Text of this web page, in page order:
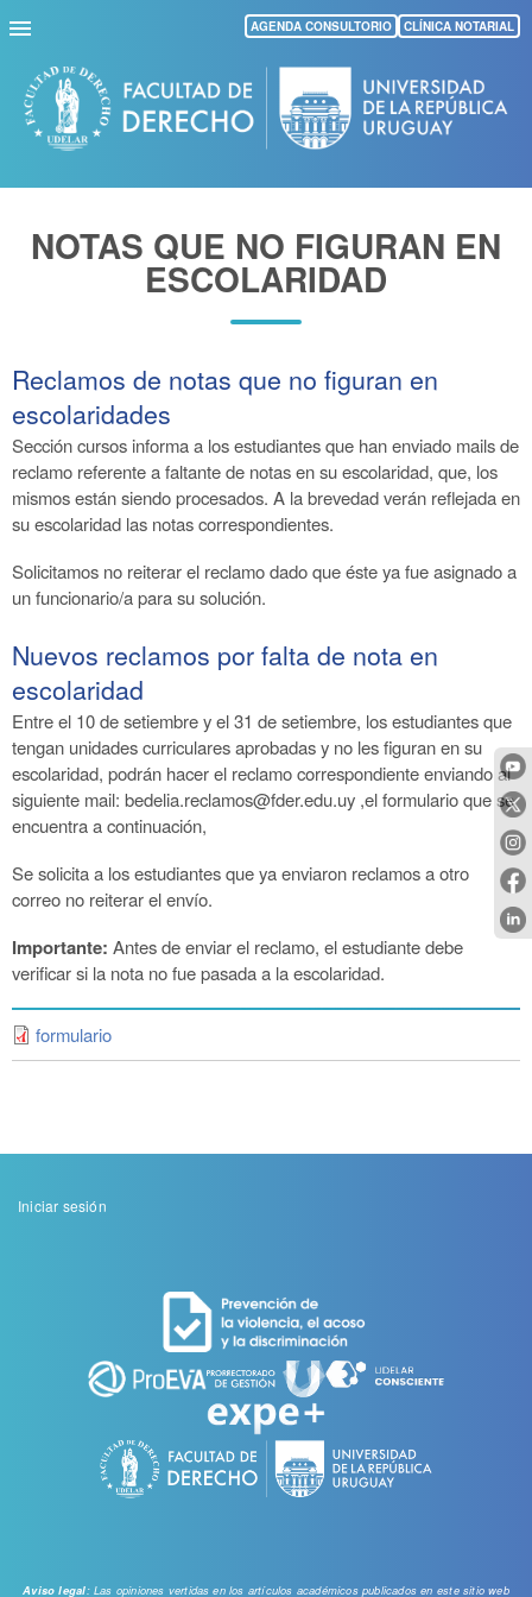
Pasar
al
contenido
principal
AGENDA CONSULTORIO CLÍNICA NOTARIAL
NOTAS QUE NO FIGURAN EN
ESCOLARIDAD
Reclamos de notas que no figuran en
escolaridades
Sección cursos informa a los estudiantes que han enviado mails de
reclamo referente a faltante de notas en su escolaridad, que, los
mismos están siendo procesados. A la brevedad verán reflejada en
su escolaridad las notas correspondientes.
Solicitamos no reiterar el reclamo dado que éste ya fue asignado a
un funcionario/a para su solución.
Nuevos reclamos por falta de nota en
escolaridad
Entre el 10 de setiembre y el 31 de setiembre, los estudiantes que
tengan unidades curriculares aprobadas y no les figuran en su
escolaridad, podrán hacer el reclamo correspondiente enviando al
siguiente mail: bedelia.reclamos@fder.edu.uy ,el formulario que se
encuentra a continuación,
Se solicita a los estudiantes que ya enviaron reclamos a otro
correo no reiterar el envío.
Importante: Antes de enviar el reclamo, el estudiante debe
verificar si la nota no fue pasada a la escolaridad.
formulario
Menu
Iniciar sesión
Aviso legal: Las opiniones vertidas en los artículos académicos publicados en este sitio web